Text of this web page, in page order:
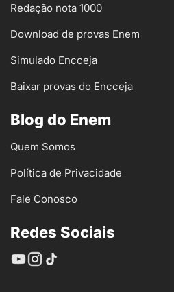
Redação nota 1000
Download de provas Enem
Simulado Encceja
Baixar provas do Encceja
Blog do Enem
Quem Somos
Política de Privacidade
Fale Conosco
Redes Sociais